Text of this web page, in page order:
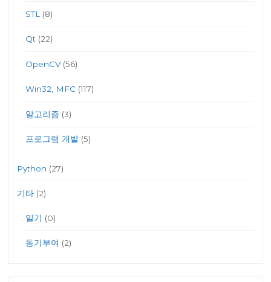
STL (8)
Qt(22)
OpenCV(56)
Win32, MFC(117)
알고리즘 (3)
프로그램 개발(5)
Python (27)
기타 (2)
일기 (0)
동기부여 (2)